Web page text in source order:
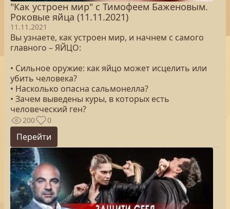
"Как устроен мир" с Тимофеем Баженовым.
Роковые яйца (11.11.2021)
11.11.2021
Вы узнаете, как устроен мир, и начнем с самого
главного – ЯЙЦО:
• Сильное оружие: как яйцо может исцелить или
убить человека?
• Насколько опасна сальмонелла?
• Зачем выведены куры, в которых есть
человеческий ген?
200 0
Перейти